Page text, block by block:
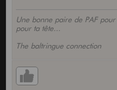
Une bonne paire de PAF
pour ta tête...
The baltringue connection